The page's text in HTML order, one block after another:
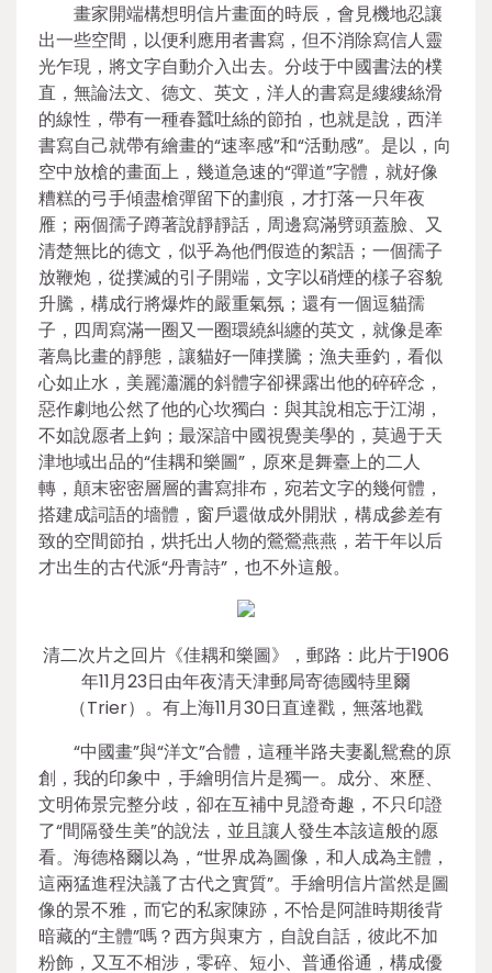
畫家開端構想明信片畫面的時辰，會見機地忍讓
出一些空間，以便利應用者書寫，但不消除寫信人靈
光乍現，將文字自動介入出去。分歧于中國書法的樸
直，無論法文、德文、英文，洋人的書寫是縷縷絲滑
的線性，帶有一種春蠶吐絲的節拍，也就是說，西洋
書寫自己就帶有繪畫的“速率感”和“活動感”。是以，向
空中放槍的畫面上，幾道急速的“彈道”字體，就好像
糟糕的弓手傾盡槍彈留下的劃痕，才打落一只年夜
雁；兩個孺子蹲著說靜靜話，周邊寫滿劈頭蓋臉、又
清楚無比的德文，似乎為他們假造的絮語；一個孺子
放鞭炮，從撲滅的引子開端，文字以硝煙的樣子容貌
升騰，構成行將爆炸的嚴重氣氛；還有一個逗貓孺
子，四周寫滿一圈又一圈環繞糾纏的英文，就像是牽
著鳥比畫的靜態，讓貓好一陣撲騰；漁夫垂釣，看似
心如止水，美麗瀟灑的斜體字卻裸露出他的碎碎念，
惡作劇地公然了他的心坎獨白：與其說相忘于江湖，
不如說愿者上鉤；最深諳中國視覺美學的，莫過于天
津地域出品的“佳耦和樂圖”，原來是舞臺上的二人
轉，顛末密密層層的書寫排布，宛若文字的幾何體，
搭建成詞語的墻體，窗戶還做成外開狀，構成參差有
致的空間節拍，烘托出人物的鶯鶯燕燕，若干年以后
才出生的古代派“丹青詩”，也不外這般。
清二次片之回片《佳耦和樂圖》，郵路：此片于1906
年11月23日由年夜清天津郵局寄德國特里爾
（Trier）。有上海11月30日直達戳，無落地戳
“中國畫”與“洋文”合體，這種半路夫妻亂鴛鴦的原
創，我的印象中，手繪明信片是獨一。成分、來歷、
文明佈景完整分歧，卻在互補中見證奇趣，不只印證
了“間隔發生美”的說法，並且讓人發生本該這般的愿
看。海德格爾以為，“世界成為圖像，和人成為主體，
這兩猛進程決議了古代之實質”。手繪明信片當然是圖
像的景不雅，而它的私家陳跡，不恰是阿誰時期後背
暗藏的“主體”嗎？西方與東方，自說自話，彼此不加
粉飾，又互不相涉，零碎、短小、普通俗通，構成優